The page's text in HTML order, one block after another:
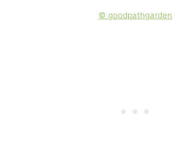
© goodpathgarden